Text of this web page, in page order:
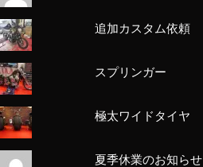
追加カスタム依頼
スプリンガー
極太ワイドタイヤ
夏季休業のお知らせ